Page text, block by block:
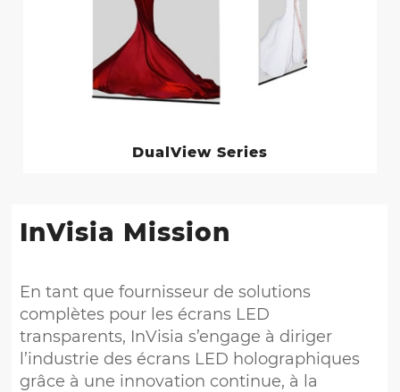
DualView Series
InVisia Mission
En tant que fournisseur de solutions
complètes pour les écrans LED
transparents, InVisia s’engage à diriger
l’industrie des écrans LED holographiques
grâce à une innovation continue, à la